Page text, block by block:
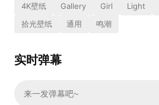
4K壁纸 Gallery Girl Light
拾光壁纸
通用 鸣潮
实时弹幕